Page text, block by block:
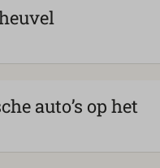
auto’s op het